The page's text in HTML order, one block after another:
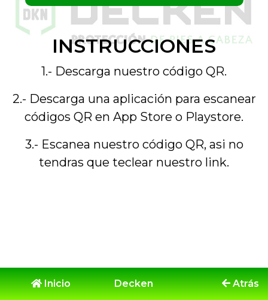
INSTRUCCIONES
1.- Descarga nuestro código QR.
2.- Descarga una aplicación para escanear
códigos QR en App Store o Playstore.
3.- Escanea nuestro código QR, asi no
tendras que teclear nuestro link.
Inicio Decken Atrás